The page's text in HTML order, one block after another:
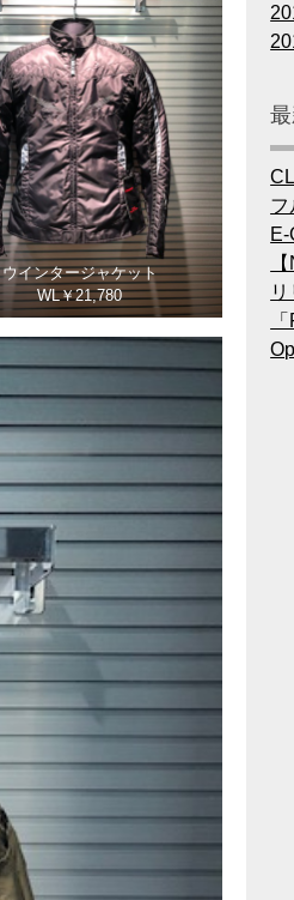
ウインタージャケット
WL￥21,780